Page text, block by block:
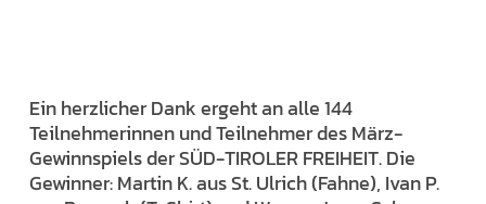
Ein herzlicher Dank ergeht an alle 144
Teilnehmerinnen und Teilnehmer des März-
Gewinnspiels der SÜD-TIROLER FREIHEIT. Die
Gewinner: Martin K. aus St. Ulrich (Fahne), Ivan P.